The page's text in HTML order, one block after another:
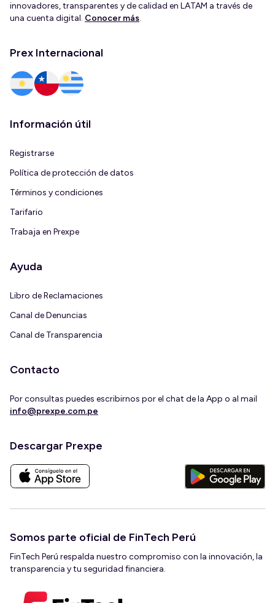
innovadores, transparentes y de calidad en LATAM a través de
una cuenta digital. Conocer más.
Prex Internacional
Información útil
Registrarse
Política de protección de datos
Términos y condiciones
Tarifario
Trabaja en Prexpe
Ayuda
Libro de Reclamaciones
Canal de Denuncias
Canal de Transparencia
Contacto
Por consultas puedes escribirnos por el chat de la App o al mail
info@prexpe.com.pe
Descargar Prexpe
Somos parte oficial de FinTech Perú
FinTech Perú respalda nuestro compromiso con la innovación, la
transparencia y tu seguridad financiera.